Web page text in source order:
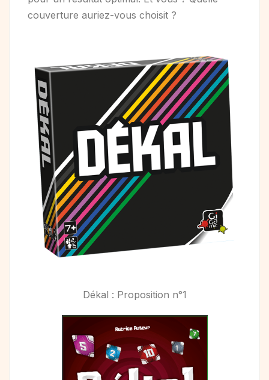
couverture auriez-vous choisit ?
Dékal : Proposition n°1